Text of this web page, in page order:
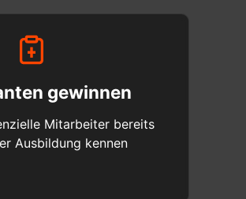
gewinnen
Mitarbeiter bereits
Ausbildung kennen